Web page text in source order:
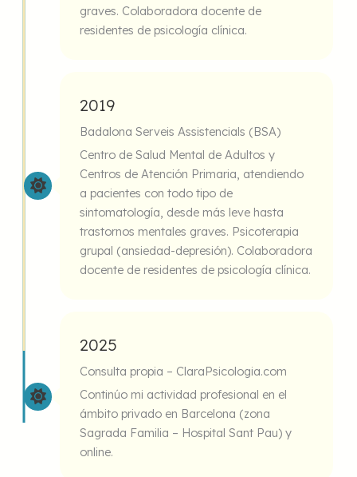
graves. Colaboradora docente de
residentes de psicología clínica.
2019
Badalona Serveis Assistencials (BSA)
Centro de Salud Mental de Adultos y
Centros de Atención Primaria, atendiendo
a pacientes con todo tipo de
sintomatología, desde más leve hasta
trastornos mentales graves. Psicoterapia
grupal (ansiedad-depresión). Colaboradora
docente de residentes de psicología clínica.
2025
Consulta propia – ClaraPsicologia.com
Continúo mi actividad profesional en el
ámbito privado en Barcelona (zona
Sagrada Familia – Hospital Sant Pau) y
online.